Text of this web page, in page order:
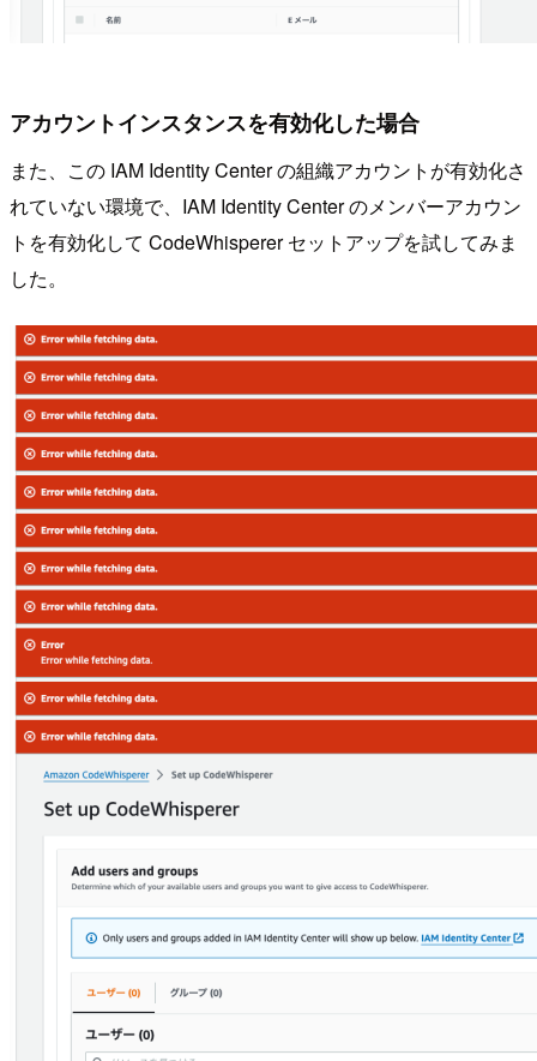
アカウントインスタンスを有効化した場合
また、この IAM Identity Center の組織アカウントが有効化さ
れていない環境で、IAM Identity Center のメンバーアカウン
トを有効化して CodeWhisperer セットアップを試してみま
した。